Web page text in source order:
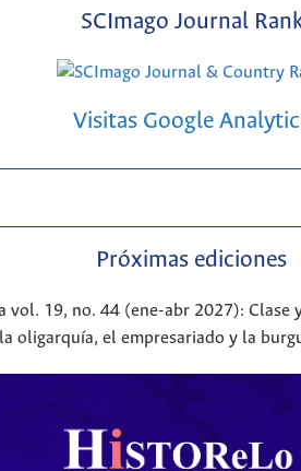
SCImago Journal
Visitas Google
Próximas ediciones
vol. 19, no. 44 (ene-abr 2027): Clase
oligarquía, el empresariado y la